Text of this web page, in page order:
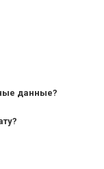
данные?